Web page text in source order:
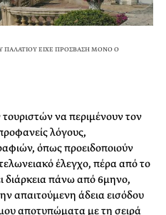
ΠΑΛΑΤΙΟΥ ΕΙΧΕ ΠΡΟΣΒΑΣΗ ΜΟΝΟ Ο
να περιμένουν τον
λόγους,
όπως προειδοποιούν
έλεγχο, πέρα από το
διάρκεια πάνω από 6μηνο,
απαιτούμενη άδεια εισόδου
αποτυπώματα με τη σειρά